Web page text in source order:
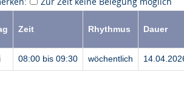
Zeit Rhythmus Dauer
08:00 bis 09:30 wöchentlich